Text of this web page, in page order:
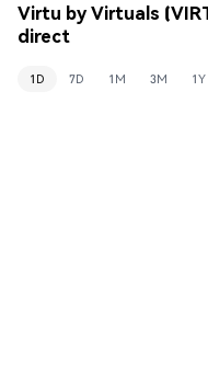
Virtu by Virtuals
direct
1D 7D 1M 3M 1Y